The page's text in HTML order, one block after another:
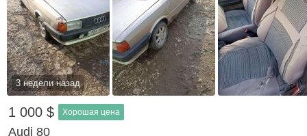
3 недели назад
1 000 $ Хорошая цена
Audi 80